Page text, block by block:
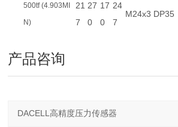
500tf (4.903MI
N)
21
7
27
0
17
0
24
7
M24x3 DP35
产品咨询